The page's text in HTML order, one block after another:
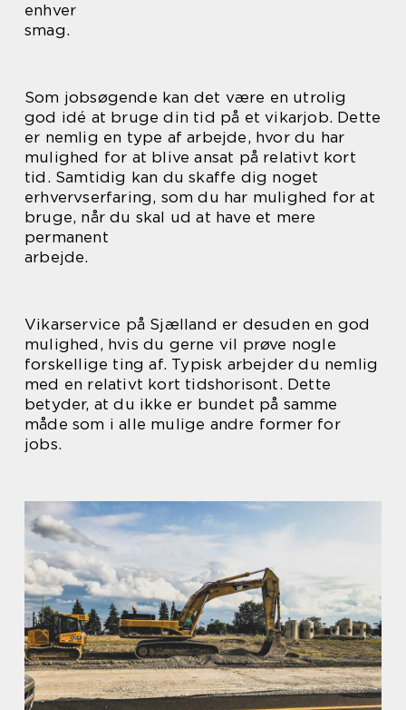
enhver
smag.
Som jobsøgende kan det være en utrolig
god idé at bruge din tid på et vikarjob. Dette
er nemlig en type af arbejde, hvor du har
mulighed for at blive ansat på relativt kort
tid. Samtidig kan du skaffe dig noget
erhvervserfaring, som du har mulighed for at
bruge, når du skal ud at have et mere
permanent
arbejde.
Vikarservice på Sjælland er desuden en god
mulighed, hvis du gerne vil prøve nogle
forskellige ting af. Typisk arbejder du nemlig
med en relativt kort tidshorisont. Dette
betyder, at du ikke er bundet på samme
måde som i alle mulige andre former for
jobs.